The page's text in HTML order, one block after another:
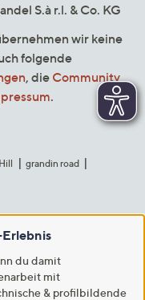
S.à r.l. & Co. KG
wir keine
folgende
, die Community
.
grandin road
du damit
mit
& profilbildende